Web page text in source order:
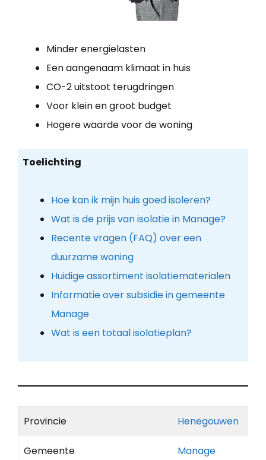
Minder energielasten
Een aangenaam klimaat in huis
CO-2 uitstoot terugdringen
Voor klein en groot budget
Hogere waarde voor de woning
Toelichting
Hoe kan ik mijn huis goed isoleren?
Wat is de prijs van isolatie in Manage?
Recente vragen (FAQ) over een
duurzame woning
Huidige assortiment isolatiematerialen
Informatie over subsidie in gemeente
Manage
Wat is een totaal isolatieplan?
Provincie Henegouwen
Gemeente Manage